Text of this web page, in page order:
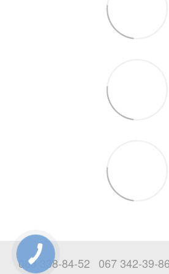
063 338-84-52 067 342-39-86